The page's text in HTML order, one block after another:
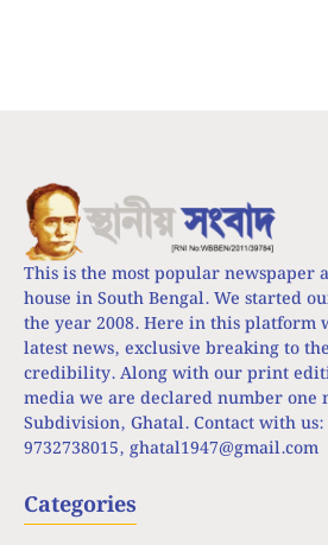
This is the most popular newspaper
house in South Bengal. We started
the year 2008. Here in this platform
latest news, exclusive breaking to
credibility. Along with our print
media we are declared number one
Subdivision, Ghatal. Contact with us:
9732738015, ghatal1947@gmail.com
Categories